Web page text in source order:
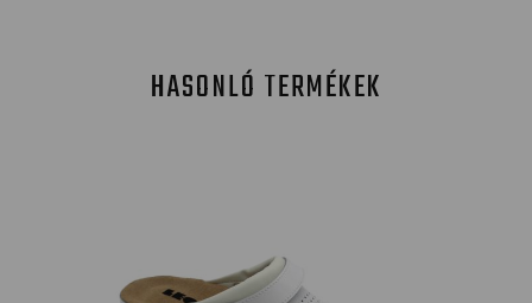
HASONLÓ TERMÉKEK